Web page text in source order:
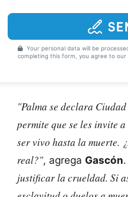
Your personal data will be
completing this form, you agree to our
"Palma se declara
permite que se les invite
ser vivo hasta la muerte.
real?", agrega Gascón.
justificar la crueldad. Si